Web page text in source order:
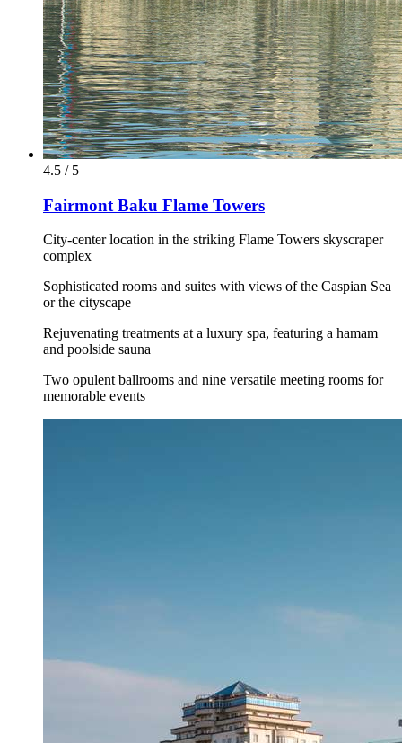
4.5 / 5
Fairmont Baku Flame Towers
City-center location in the striking Flame Towers skyscraper
complex
Sophisticated rooms and suites with views of the Caspian Sea
or the cityscape
Rejuvenating treatments at a luxury spa, featuring a hamam
and poolside sauna
Two opulent ballrooms and nine versatile meeting rooms for
memorable events